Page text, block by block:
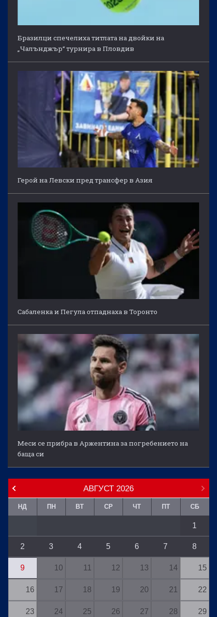
Бразилци спечелиха титлата на двойки на
„Чалънджър“ турнира в Пловдив
Герой на Левски пред трансфер в Азия
Сабаленка и Пегула отпаднаха в Торонто
Меси се прибра в Аржентина за погребението на
баща си
АВГУСТ 2026
НД ПН ВТ СР ЧТ ПТ СБ
1
2 3 4 5 6 7 8
9 10 11 12 13 14 15
16 17 18 19 20 21 22
23 24 25 26 27 28 29